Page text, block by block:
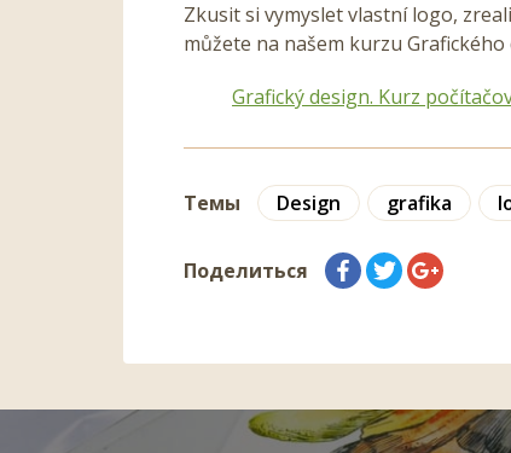
Zkusit si vymyslet vlastní logo,
můžete na našem kurzu
Grafický design. Kurz
Темы Design grafika
Поделиться